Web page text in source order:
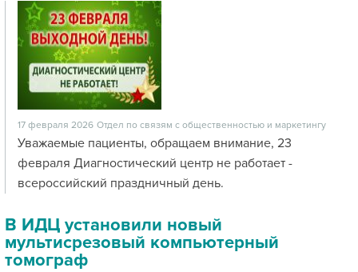
17 февраля 2026 Отдел по связям с общественностью и маркетингу
Уважаемые пациенты, обращаем внимание, 23
февраля Диагностический центр не работает -
всероссийский праздничный день.
В ИДЦ установили новый
мультисрезовый компьютерный
томограф